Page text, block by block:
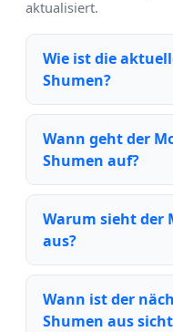
aktualisiert.
Wie ist die
Shumen?
Wann geht der
Shumen auf?
Warum sieht der
aus?
Wann ist der
Shumen aus